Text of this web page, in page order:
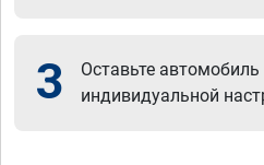
3
Оставьте
индивидуальной